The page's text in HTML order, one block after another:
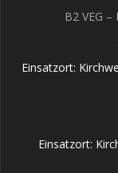
B2 VEG
Einsatzort:
Einsatzort: